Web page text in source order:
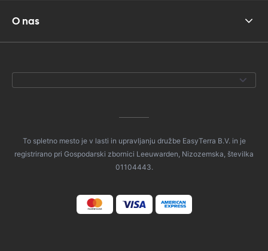
O nas
To spletno mesto je v lasti in upravljanju družbe EasyTerra B.V. in je
registrirano pri Gospodarski zbornici Leeuwarden, Nizozemska, številka
01104443.